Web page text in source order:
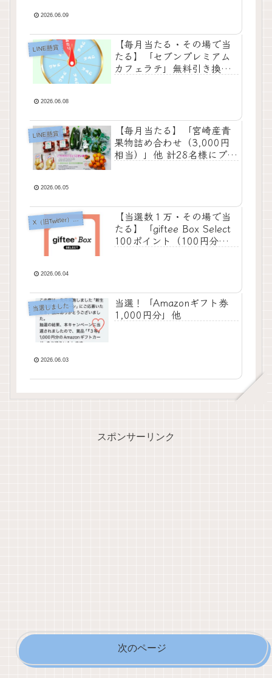
2026.06.09
LINE懸賞
【毎月当たる・その場で当
たる】「セブンプレミアム
カフェラテ」無料引き換え
2026.06.08
LINE懸賞
【毎月当たる】「宮崎産青
果物詰め合わせ（3,000円
相当）」他 計28名様にプレ
2026.06.05
X
【当選数１万・その場で当
たる】「giftee Box Select
100ポイント（100円分）」
2026.06.04
当選しました
当選！「Amazonギフト券
1,000円分」他
2026.06.03
スポンサーリンク
次のページ